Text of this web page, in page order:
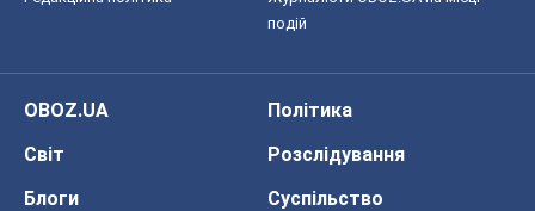
подій
OBOZ.UA
Політика
Світ
Розслідування
Блоги
Суспільство